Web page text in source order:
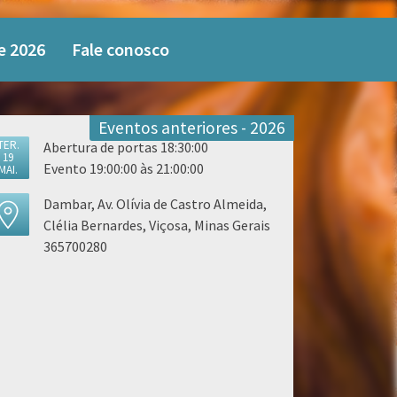
2026 Fale conosco
Eventos anteriores - 2026
19
Abertura de portas 18:30:00
Evento 19:00:00 às 21:00:00
Dambar, Av. Olívia de Castro Almeida,
Clélia Bernardes, Viçosa, Minas Gerais
365700280